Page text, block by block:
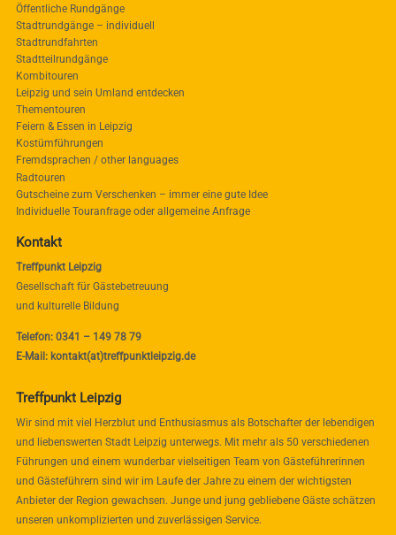
Öffentliche Rundgänge
Stadtrundgänge – individuell
Stadtrundfahrten
Stadtteilrundgänge
Kombitouren
Leipzig und sein Umland entdecken
Thementouren
Feiern & Essen in Leipzig
Kostümführungen
Fremdsprachen / other languages
Radtouren
Gutscheine zum Verschenken – immer eine gute Idee
Individuelle Touranfrage oder allgemeine Anfrage
Kontakt
Treffpunkt Leipzig
Gesellschaft für Gästebetreuung
und kulturelle Bildung
Telefon: 0341 – 149 78 79
E-Mail: kontakt(at)treffpunktleipzig.de
Treffpunkt Leipzig
Wir sind mit viel Herzblut und Enthusiasmus als Botschafter der lebendigen
und liebenswerten Stadt Leipzig unterwegs. Mit mehr als 50 verschiedenen
Führungen und einem wunderbar vielseitigen Team von Gästeführerinnen
und Gästeführern sind wir im Laufe der Jahre zu einem der wichtigsten
Anbieter der Region gewachsen. Junge und jung gebliebene Gäste schätzen
unseren unkomplizierten und zuverlässigen Service.